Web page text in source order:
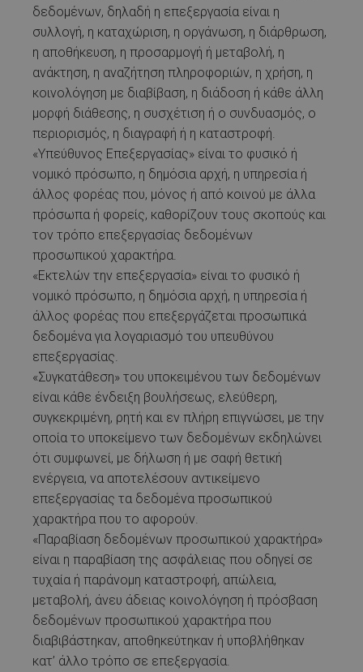
δεδομένων, δηλαδή η επεξεργασία είναι η
συλλογή, η καταχώριση, η οργάνωση, η διάρθρωση,
η αποθήκευση, η προσαρμογή ή μεταβολή, η
ανάκτηση, η αναζήτηση πληροφοριών, η χρήση, η
κοινολόγηση με διαβίβαση, η διάδοση ή κάθε άλλη
μορφή διάθεσης, η συσχέτιση ή ο συνδυασμός, ο
περιορισμός, η διαγραφή ή η καταστροφή.
«Υπεύθυνος Επεξεργασίας» είναι το φυσικό ή
νομικό πρόσωπο, η δημόσια αρχή, η υπηρεσία ή
άλλος φορέας που, μόνος ή από κοινού με άλλα
πρόσωπα ή φορείς, καθορίζουν τους σκοπούς και
τον τρόπο επεξεργασίας δεδομένων
προσωπικού χαρακτήρα.
«Εκτελών την επεξεργασία» είναι το φυσικό ή
νομικό πρόσωπο, η δημόσια αρχή, η υπηρεσία ή
άλλος φορέας που επεξεργάζεται προσωπικά
δεδομένα για λογαριασμό του υπευθύνου
επεξεργασίας.
«Συγκατάθεση» του υποκειμένου των δεδομένων
είναι κάθε ένδειξη βουλήσεως, ελεύθερη,
συγκεκριμένη, ρητή και εν πλήρη επιγνώσει, με την
οποία το υποκείμενο των δεδομένων εκδηλώνει
ότι συμφωνεί, με δήλωση ή με σαφή θετική
ενέργεια, να αποτελέσουν αντικείμενο
επεξεργασίας τα δεδομένα προσωπικού
χαρακτήρα που το αφορούν.
«Παραβίαση δεδομένων προσωπικού χαρακτήρα»
είναι η παραβίαση της ασφάλειας που οδηγεί σε
τυχαία ή παράνομη καταστροφή, απώλεια,
μεταβολή, άνευ άδειας κοινολόγηση ή πρόσβαση
δεδομένων προσωπικού χαρακτήρα που
διαβιβάστηκαν, αποθηκεύτηκαν ή υποβλήθηκαν
κατ’ άλλο τρόπο σε επεξεργασία.